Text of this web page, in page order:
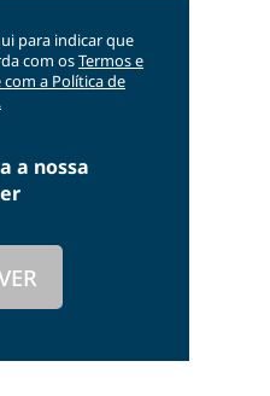
para indicar que
com osTermos e
com a Política de
a nossa